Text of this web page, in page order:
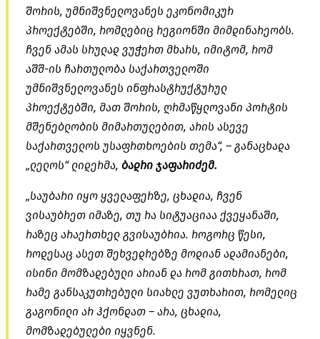
შორის, უმნიშვნელოვანეს ეკონომიკურ
პროექტებში, რომლებიც რეგიონში მიმდინარეობს.
ჩვენ ამას სრულად ვუჭერთ მხარს, იმიტომ, რომ
აშშ-ის ჩართულობა საქართველოში
უმნიშვნელოვანეს ინფრასტრუქტურულ
პროექტებში, მათ შორის, ღრმაწყლოვანი პორტის
მშენებლობის მიმართულებით, არის ასევე
საქართველოს უსაფრთხოების თემა“, – განაცხადა
„ლელოს“ ლიდერმა, ბადრი ჯაფარიძემ.
„საუბარი იყო ყველაფერზე, ცხადია, ჩვენ
ვისაუბრეთ იმაზე, თუ რა სიტუაციაა ქვეყანაში,
რაზეც არაერთხელ გვისაუბრია. როგორც წესი,
როდესაც ასეთ შეხვედრებზე მოდიან ადამიანები,
ისინი მომზადებული არიან და რომ გითხრათ, რომ
რამე განსაკუთრებული სიახლე ვუთხარით, რომელიც
გაგონილი არ ჰქონდათ – არა, ცხადია,
მომზადებულები იყვნენ.